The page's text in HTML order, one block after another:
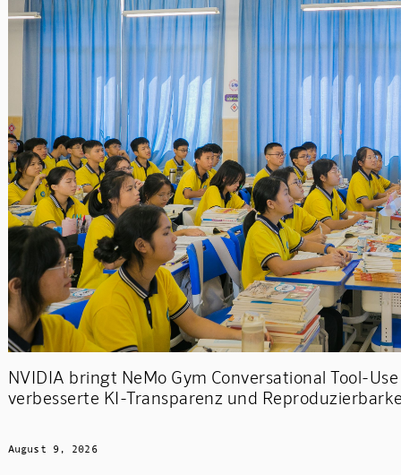
NVIDIA bringt NeMo Gym Conversational Tool-
verbesserte KI-Transparenz und
August 9, 2026